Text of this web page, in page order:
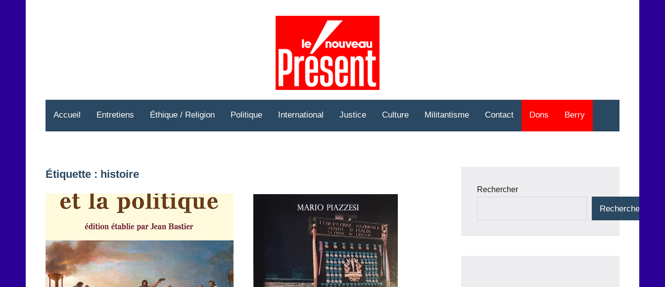
Accueil Entretiens Éthique / Religion Politique International Justice Culture Militantisme Contact Dons Berry
Étiquette : histoire
Rechercher
Rechercher